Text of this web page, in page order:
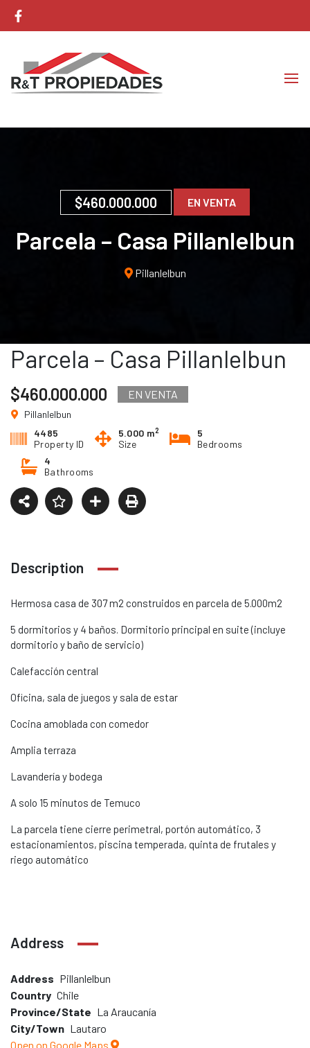
$460.000.000 EN VENTA
Parcela – Casa Pillanlelbun
Pillanlelbun
Parcela – Casa Pillanlelbun
$460.000.000 EN VENTA
Pillanlelbun
4485
Property ID
5.000 m2
Size
5
Bedrooms
4
Bathrooms
Description
Hermosa casa de 307 m2 construidos en parcela de 5.000m2
5 dormitorios y 4 baños. Dormitorio principal en suite (incluye
dormitorio y baño de servicio)
Calefacción central
Oficina, sala de juegos y sala de estar
Cocina amoblada con comedor
Amplia terraza
Lavandería y bodega
A solo 15 minutos de Temuco
La parcela tiene cierre perimetral, portón automático, 3
estacionamientos, piscina temperada, quinta de frutales y
riego automático
Address
Address Pillanlelbun
Country Chile
Province/State La Araucanía
City/Town Lautaro
Open on Google Maps